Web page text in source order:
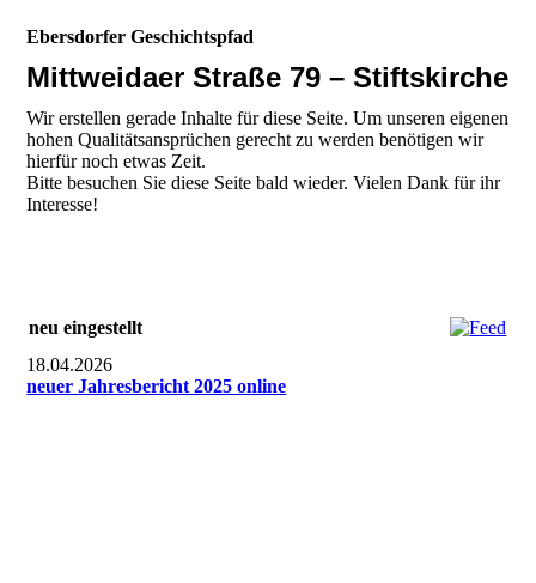
Ebersdorfer Geschichtspfad
Mittweidaer Straße 79 – Stiftskirche
Wir erstellen gerade Inhalte für diese Seite. Um unseren eigenen
hohen Qualitätsansprüchen gerecht zu werden benötigen wir
hierfür noch etwas Zeit.
Bitte besuchen Sie diese Seite bald wieder. Vielen Dank für ihr
Interesse!
neu eingestellt
18.04.2026
neuer Jahresbericht 2025 online